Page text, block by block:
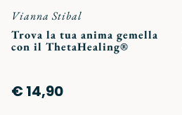
Vianna Stibal
Trova la tua anima gemella
con il ThetaHealing®
€ 14,90